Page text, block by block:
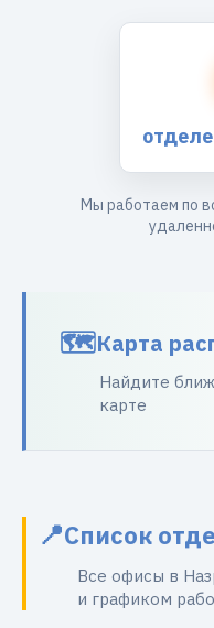
Мы работаем по
Карта
Найдите
карте
Список
Все офисы в
и графиком